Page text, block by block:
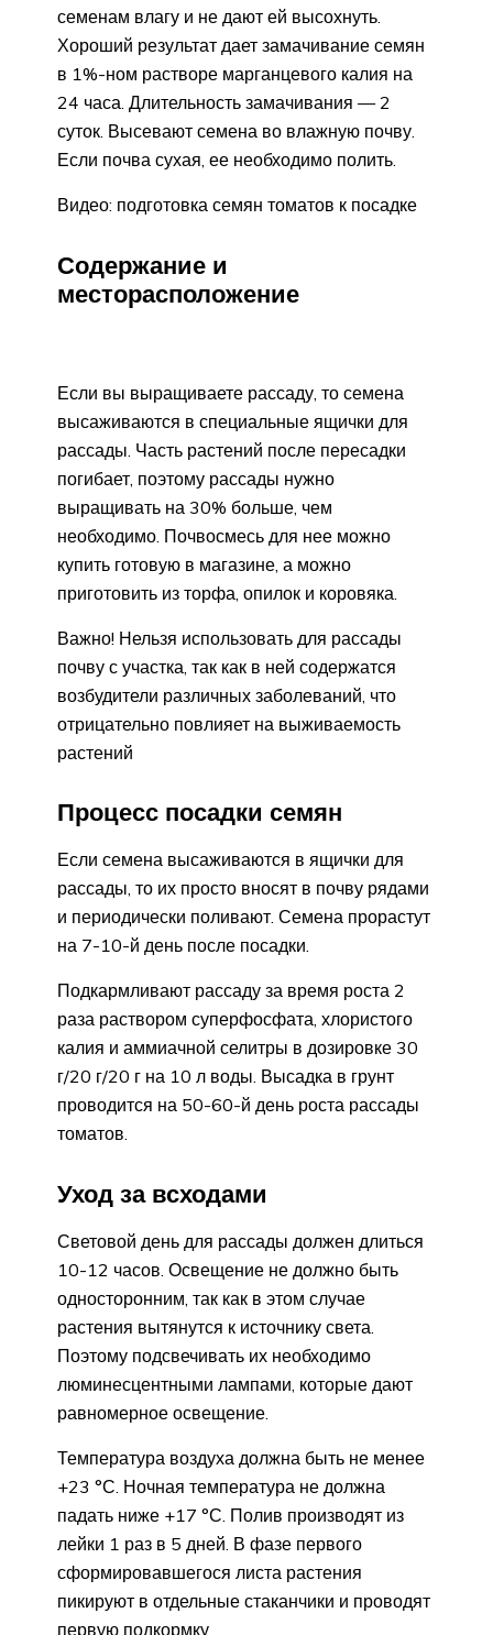
семенам влагу и не дают ей высохнуть.
Хороший результат дает замачивание семян
в 1%-ном растворе марганцевого калия на
24 часа. Длительность замачивания — 2
суток. Высевают семена во влажную почву.
Если почва сухая, ее необходимо полить.
Видео: подготовка семян томатов к посадке
Содержание и
месторасположение
Если вы выращиваете рассаду, то семена
высаживаются в специальные ящички для
рассады. Часть растений после пересадки
погибает, поэтому рассады нужно
выращивать на 30% больше, чем
необходимо. Почвосмесь для нее можно
купить готовую в магазине, а можно
приготовить из торфа, опилок и коровяка.
Важно! Нельзя использовать для рассады
почву с участка, так как в ней содержатся
возбудители различных заболеваний, что
отрицательно повлияет на выживаемость
растений
Процесс посадки семян
Если семена высаживаются в ящички для
рассады, то их просто вносят в почву рядами
и периодически поливают. Семена прорастут
на 7-10-й день после посадки.
Подкармливают рассаду за время роста 2
раза раствором суперфосфата, хлористого
калия и аммиачной селитры в дозировке 30
г/20 г/20 г на 10 л воды. Высадка в грунт
проводится на 50-60-й день роста рассады
томатов.
Уход за всходами
Световой день для рассады должен длиться
10-12 часов. Освещение не должно быть
односторонним, так как в этом случае
растения вытянутся к источнику света.
Поэтому подсвечивать их необходимо
люминесцентными лампами, которые дают
равномерное освещение.
Температура воздуха должна быть не менее
+23 °С. Ночная температура не должна
падать ниже +17 °С. Полив производят из
лейки 1 раз в 5 дней. В фазе первого
сформировавшегося листа растения
пикируют в отдельные стаканчики и проводят
первую подкормку.